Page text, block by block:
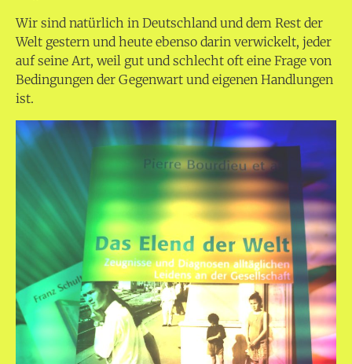
Wir sind natürlich in Deutschland und dem Rest der
Welt gestern und heute ebenso darin verwickelt, jeder
auf seine Art, weil gut und schlecht oft eine Frage von
Bedingungen der Gegenwart und eigenen Handlungen
ist.